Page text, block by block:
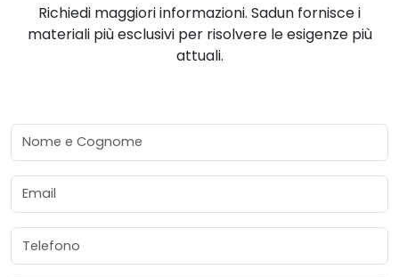
Richiedi maggiori informazioni. Sadun fornisce i
materiali più esclusivi per risolvere le esigenze più
attuali.
Nome e Cognome
Email
Telefono